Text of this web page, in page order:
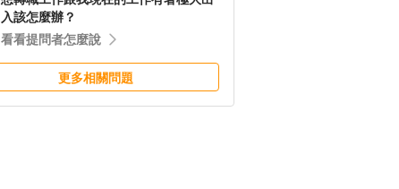
入該怎麼辦？
看看提問者怎麼說
更多相關問題